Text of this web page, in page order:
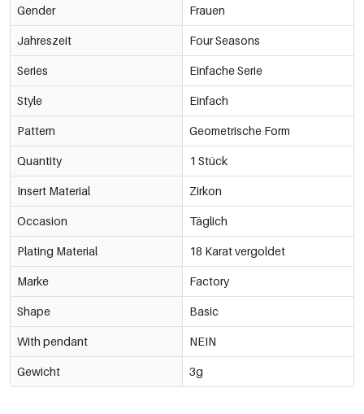
Gender Frauen
Jahreszeit Four Seasons
Series Einfache Serie
Style Einfach
Pattern Geometrische Form
Quantity 1 Stück
Insert Material Zirkon
Occasion Täglich
Plating Material 18 Karat vergoldet
Marke Factory
Shape Basic
With pendant NEIN
Gewicht 3g